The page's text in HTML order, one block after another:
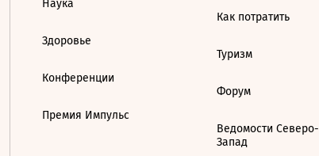
Наука
Здоровье
Конференции
Премия Импульс
Как потратить
Туризм
Форум
Ведомости Северо-
Запад